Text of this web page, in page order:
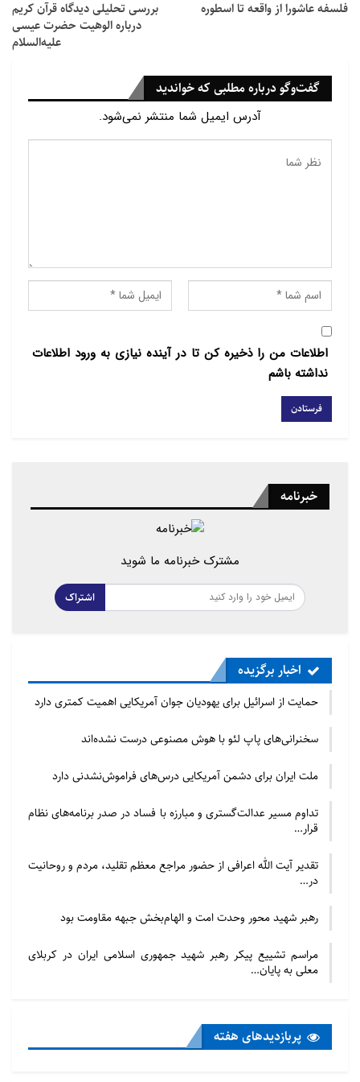
فلسفه عاشورا از واقعه تا اسطوره
بررسى تحلیلى دیدگاه قرآن کریم
درباره الوهیت حضرت عیسى
علیه‏‌السلام
گفت‌وگو درباره مطلبی که خواندید
آدرس ایمیل شما منتشر نمی‌شود.
اطلاعات من را ذخیره کن تا در آینده نیازی به ورود اطلاعات
نداشته باشم
خبرنامه
مشترک خبرنامه ما شوید
اشتراک
اخبار برگزیده
حمایت از اسرائیل برای یهودیان جوان آمریکایی اهمیت کمتری دارد
سخنرانی‌های پاپ لئو با هوش مصنوعی درست نشده‌اند
ملت ایران برای دشمن آمریکایی درس‌های فراموش‌نشدنی دارد
تداوم مسیر عدالت‌گستری و مبارزه با فساد در صدر برنامه‌های نظام
قرار…
تقدیر آیت الله اعرافی از حضور مراجع معظم تقلید، مردم و روحانیت
در…
رهبر شهید محور وحدت امت و الهام‌بخش جبهه مقاومت بود
مراسم تشییع پیکر رهبر شهید جمهوری اسلامی ایران در کربلای
معلی به پایان…
پربازدید‌های هفته